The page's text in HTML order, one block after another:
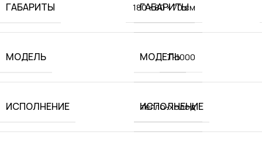
ГАБАРИТЫ 180 × 80 × 70 см
МОДЕЛЬ T-1000
ИСПОЛНЕНИЕ тепло-холод
ГАБАРИТЫ
МОДЕЛЬ
ИСПОЛНЕНИЕ